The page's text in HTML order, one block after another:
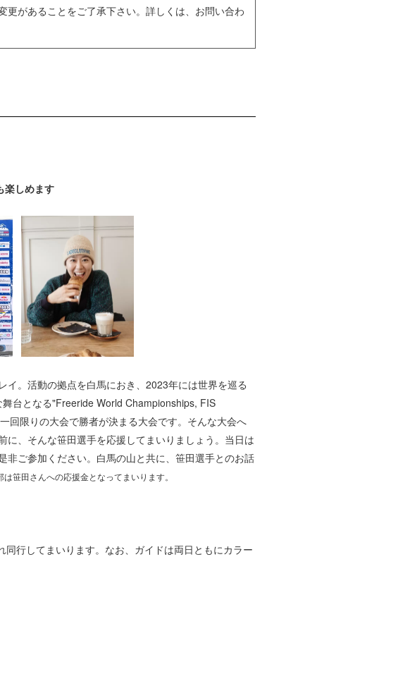
更があることをご了承下さい。詳しくは、お問い合わ
楽しめます
。活動の拠点を白馬におき、2023年には世界を巡る
台となる"Freeride World Championships, FIS
回限りの大会で勝者が決まる大会です。そんな大会へ
、そんな笹田選手を応援してまいりましょう。当日は
非ご参加ください。白馬の山と共に、笹田選手とのお話
笹田さんへの応援金となってまいります。
行してまいります。なお、ガイドは両日ともにカラー